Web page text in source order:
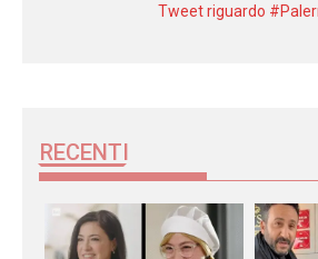
Tweet riguardo
RECENTI